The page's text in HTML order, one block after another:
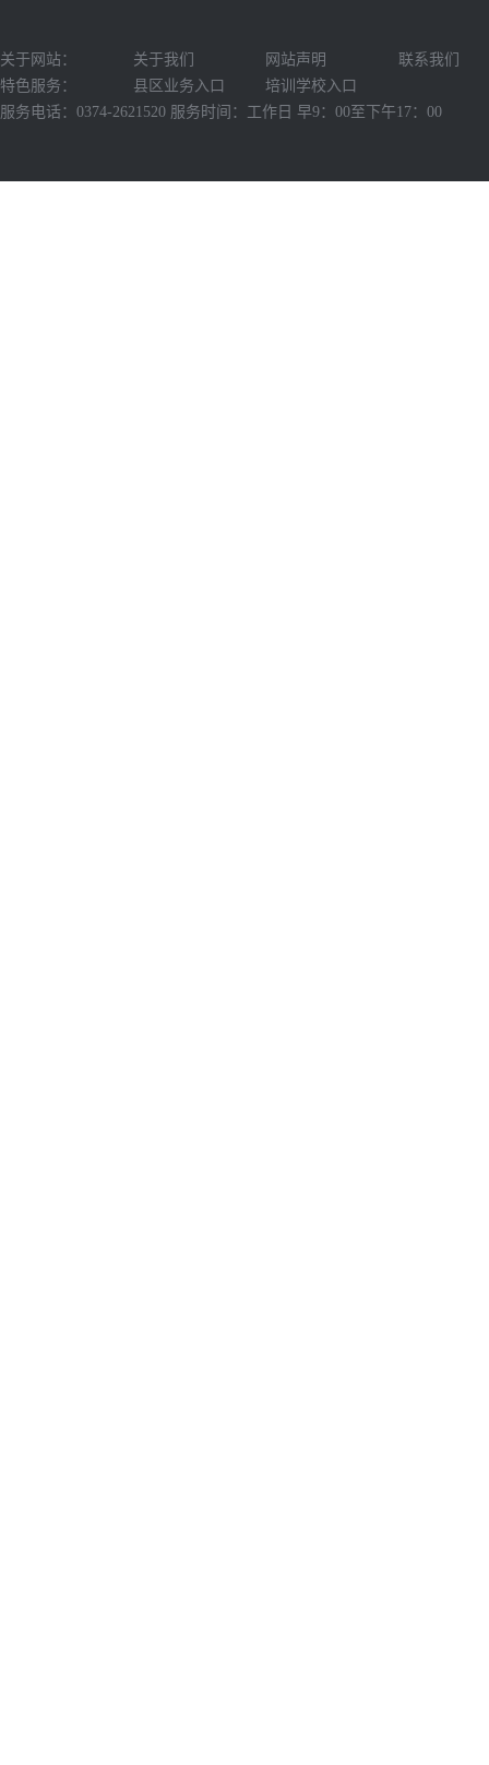
关于网站： 关于我们 网站声明
联系我们
特色服务：
县区业务入口
培训学校入口
服务电话：0374-2621520 服务时间：工作日 早9：00至下午17：00